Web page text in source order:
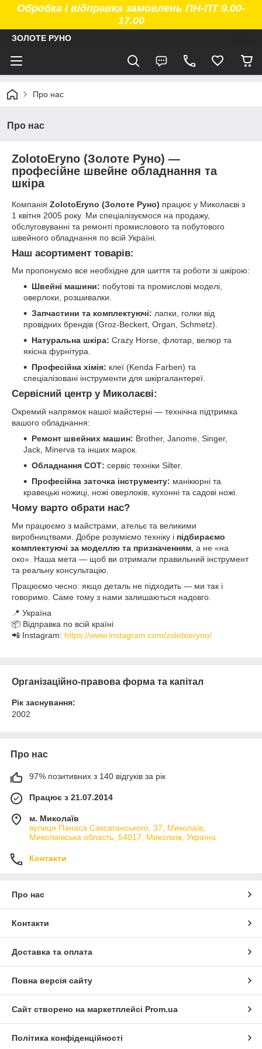
Обробка і відправка замовлень ПН-ПТ 9.00-
17.00
ЗОЛОТЕ РУНО
Про нас
Про нас
ZolotoEryno (Золоте Руно) —
професійне швейне обладнання та
шкіра
Компанія ZolotoEryno (Золоте Руно) працює у Миколаєві з
1 квітня 2005 року. Ми спеціалізуємося на продажу,
обслуговуванні та ремонті промислового та побутового
швейного обладнання по всій Україні.
Наш асортимент товарів:
Ми пропонуємо все необхідне для шиття та роботи зі шкірою:
Швейні машини: побутові та промислові моделі,
оверлоки, розшивалки.
Запчастини та комплектуючі: лапки, голки від
провідних брендів (Groz-Beckert, Organ, Schmetz).
Натуральна шкіра: Crazy Horse, флотар, велюр та
якісна фурнітура.
Професійна хімія: клеї (Kenda Farben) та
спеціалізовані інструменти для шкіргалантереї.
Сервісний центр у Миколаєві:
Окремий напрямок нашої майстерні — технічна підтримка
вашого обладнання:
Ремонт швейних машин: Brother, Janome, Singer,
Jack, Minerva та інших марок.
Обладнання СОТ: сервіс техніки Silter.
Професійна заточка інструменту: манікюрні та
кравецькі ножиці, ножі оверлоків, кухонні та садові ножі.
Чому варто обрати нас?
Ми працюємо з майстрами, ательє та великими
виробництвами. Добре розуміємо техніку і підбираємо
комплектуючі за моделлю та призначенням , а не «на
око». Наша мета — щоб ви отримали правильний інструмент
та реальну консультацію.
Працюємо чесно: якщо деталь не підходить — ми так і
говоримо. Саме тому з нами залишаються надовго.
📍 Україна
📦 Відправка по всій країні
📲 Instagram: https://www.instagram.com/zolotoeryno/
Організаційно-правова форма та капітал
Рік заснування:
2002
Про нас
97% позитивних з 140 відгуків за рік
Працює з 21.07.2014
м. Миколаїв
вулиця Панаса Саксаганського, 37, Миколаїв,
Миколаївська область, 54017, Миколаїв, Україна
Контакти
Про нас
Контакти
Доставка та оплата
Повна версія сайту
Сайт створено на маркетплейсі Prom.ua
Політика конфіденційності